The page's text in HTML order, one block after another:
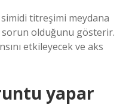
simidi titreşimi meydana
sorun olduğunu gösterir.
etkileyecek ve aks
yapar